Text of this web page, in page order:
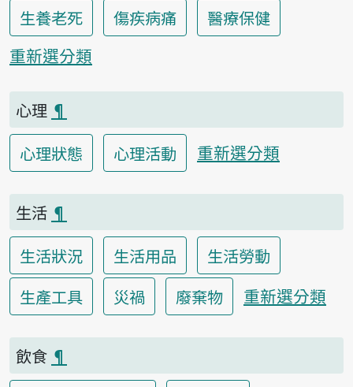
生養老死
傷疾病痛
醫療保健
重新選分類
心理 ¶
心理狀態
心理活動 重新選分類
生活 ¶
生活狀況
生活用品
生活勞動
生產工具
災禍 廢棄物 重新選分類
飲食 ¶